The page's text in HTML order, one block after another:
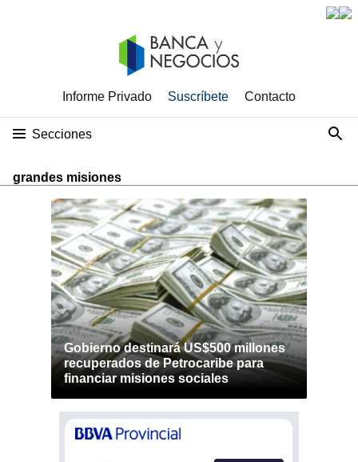
Informe Privado Suscríbete Contacto
Secciones
grandes misiones
Gobierno destinará US$500 millones
recuperados de Petrocaribe para
financiar misiones sociales